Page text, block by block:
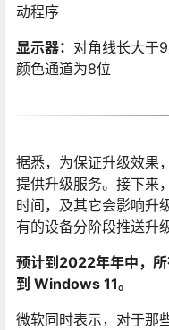
动程序
显示器： 对角线长大于
颜色通道为8位
据悉，为保证升级效果
提供升级服务。接下来
时间，及其它会影响升
有的设备分阶段推送升级
预计到2022年年中，
到 Windows 11。
微软同时表示，对于那